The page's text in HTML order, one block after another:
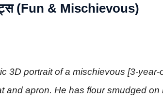
(Fun & Mischievous)
3D portrait of a mischievous [3-year-
and apron. He has flour smudged on